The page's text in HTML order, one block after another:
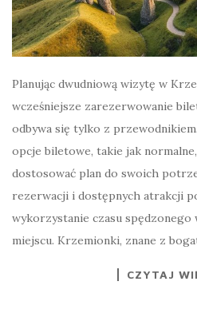
Planując dwudniową wizytę w
wcześniejsze zarezerwowanie
odbywa się tylko z
opcje biletowe, takie jak
dostosować plan do swoich
rezerwacji i dostępnych atrakcji
wykorzystanie czasu spędzonego
miejscu. Krzemionki, znane z
CZYTAJ